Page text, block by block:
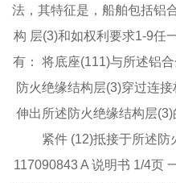
法，其特征是，船舶包括铝
构 层(3)和如权利要求1‑9任
有： 将底座(111)与所述铝
防火绝缘结构层(3)穿过连
伸出所述防火绝缘结构层
紧件 (12)抵接于所述防
117090843 A 说明书 1/4页